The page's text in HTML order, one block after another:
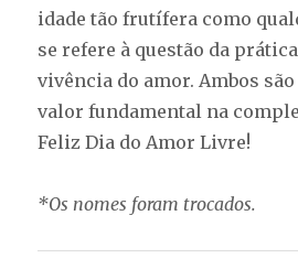
idade tão frutífera como
se refere à questão da
vivência do amor. Ambos
valor fundamental na
Feliz Dia do Amor Livre!
*Os nomes foram trocados.